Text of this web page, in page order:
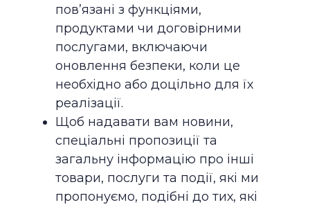
пов’язані з функціями,
продуктами чи договірними
послугами, включаючи
оновлення безпеки, коли це
необхідно або доцільно для їх
реалізації.
Щоб надавати вам новини,
спеціальні пропозиції та
загальну інформацію про інші
товари, послуги та події, які ми
пропонуємо, подібні до тих, які